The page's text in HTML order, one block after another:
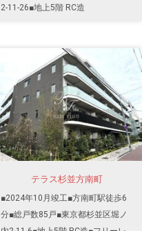
2-11-26■地上5階 RC造
テラス杉並方南町
■2024年10月竣工■方南町駅徒歩6
分■総戸数85戸■東京都杉並区堀ノ